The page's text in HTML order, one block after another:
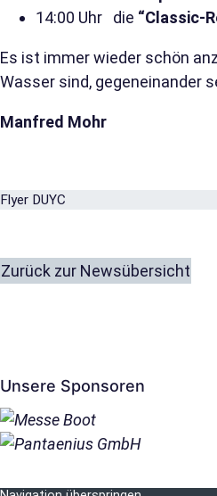
14:00 Uhr die “Classic-
Es ist immer wieder schön
Wasser sind, gegeneinander
Manfred Mohr
Flyer DUYC
Zurück zur Newsübersicht
Unsere Sponsoren